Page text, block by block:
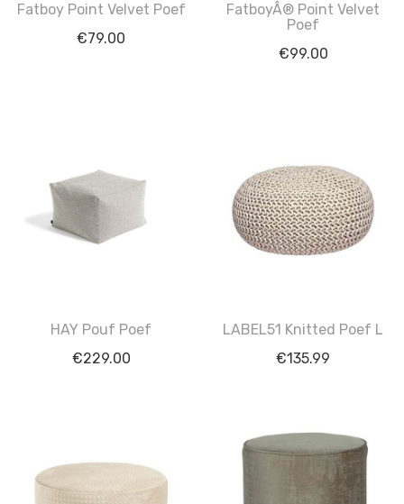
Fatboy Point Velvet Poef
€79.00
FatboyÂ® Point Velvet
Poef
€99.00
HAY Pouf Poef
€229.00
LABEL51 Knitted Poef L
€135.99